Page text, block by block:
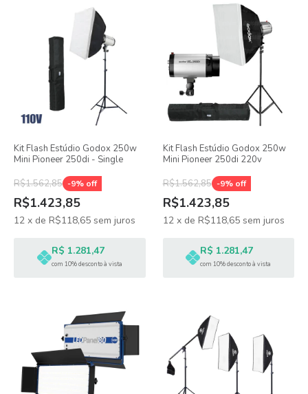
Kit Flash Estúdio Godox 250w
Mini Pioneer 250di - Single
R$1.562,85 -9% off
R$1.423,85
12 x de R$118,65 sem juros
R$ 1.281,47
com 10% desconto à vista
Kit Flash Estúdio Godox 250w
Mini Pioneer 250di 220v
R$1.562,85 -9% off
R$1.423,85
12 x de R$118,65 sem juros
R$ 1.281,47
com 10% desconto à vista